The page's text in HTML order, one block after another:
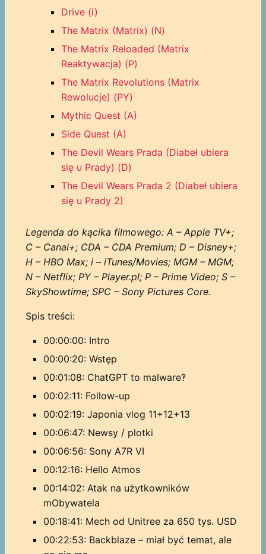
Drive (i)
The Matrix (Matrix) (N)
The Matrix Reloaded (Matrix
Reaktywacja) (P)
The Matrix Revolutions (Matrix
Rewolucje) (PY)
Mythic Quest (A)
Side Quest (A)
The Devil Wears Prada (Diabeł ubiera
się u Prady) (D)
The Devil Wears Prada 2 (Diabeł ubiera
się u Prady 2)
Legenda do kącika filmowego: A – Apple TV+;
C – Canal+; CDA – CDA Premium; D – Disney+;
H – HBO Max; i – iTunes/Movies; MGM – MGM;
N – Netflix; PY – Player.pl; P – Prime Video; S –
SkyShowtime; SPC – Sony Pictures Core.
Spis treści:
00:00:00: Intro
00:00:20: Wstęp
00:01:08: ChatGPT to malware‽
00:02:11: Follow-up
00:02:19: Japonia vlog 11+12+13
00:06:47: Newsy / plotki
00:06:56: Sony A7R VI
00:12:16: Hello Atmos
00:14:02: Atak na użytkowników
mObywatela
00:18:41: Mech od Unitree za 650 tys. USD
00:22:53: Backblaze – miał być temat, ale